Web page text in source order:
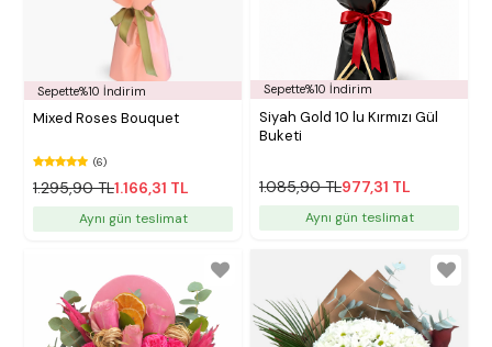
Sepette%10 İndirim
Mixed Roses Bouquet
(6)
1.295,90 TL1.166,31 TL
Aynı gün teslimat
Sepette%10 İndirim
Siyah Gold 10 lu Kırmızı Gül
Buketi
1.085,90 TL977,31 TL
Aynı gün teslimat